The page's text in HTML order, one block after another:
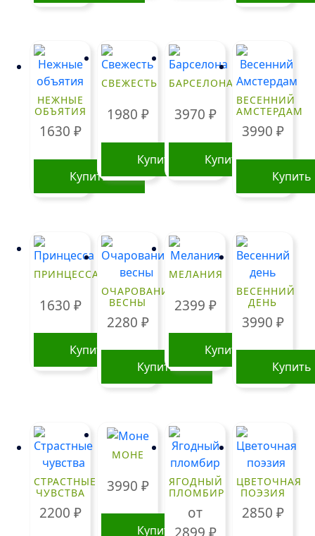
НЕЖНЫЕ
ОБЪЯТИЯ
1630 ₽
Купить
СВЕЖЕСТЬ
1980 ₽
Купить
БАРСЕЛОНА
3970 ₽
Купить
ВЕСЕННИЙ
АМСТЕРДАМ
3990 ₽
Купить
ПРИНЦЕССА
1630 ₽
Купить
ОЧАРОВАНИЕ
ВЕСНЫ
2280 ₽
Купить
МЕЛАНИЯ
2399 ₽
Купить
ВЕСЕННИЙ
ДЕНЬ
3990 ₽
Купить
СТРАСТНЫЕ
ЧУВСТВА
2200 ₽
МОНЕ
3990 ₽
Купить
ЯГОДНЫЙ
ПЛОМБИР
от
ЦВЕТОЧНАЯ
ПОЭЗИЯ
2850 ₽